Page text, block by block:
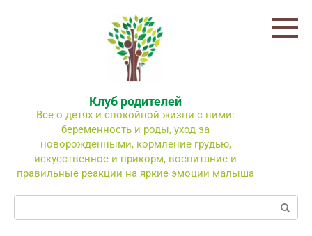
Клуб родителей
Все о детях и спокойной жизни с ними:
беременность и роды, уход за
новорожденными, кормление грудью,
искусственное и прикорм, воспитание и
правильные реакции на яркие эмоции малыша
Поиск: